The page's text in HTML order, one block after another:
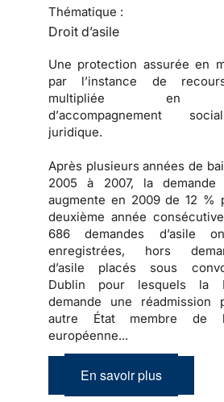
Thématique :
Droit d’asile
Une protection assurée en
par l’instance de
multipliée en
d’accompagnement
juridique.
Après plusieurs années de
2005 à 2007, lademande
augmente en 2009de 12 %
deuxième année
686 demandes d’asile
enregistrées, hors
d’asile placés sous
Dublin pour lesquels la
demande une réadmission
autre État membre de
européenne...
En savoir plus